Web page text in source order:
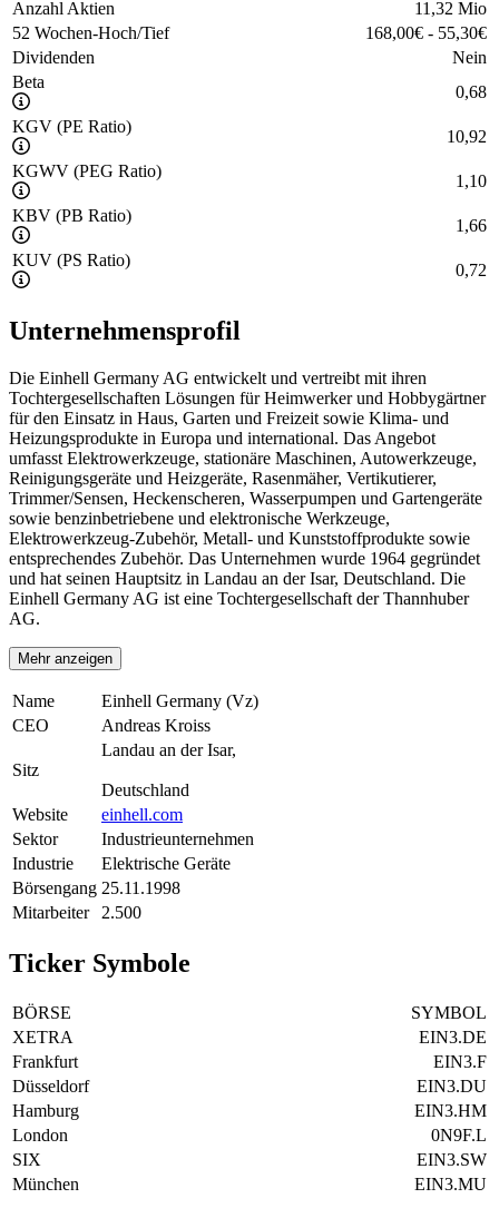
Anzahl Aktien
11,32 Mio
52 Wochen-Hoch/Tief
168,00€ - 55,30€
Dividenden
Nein
Beta
0,68
KGV (PE Ratio)
10,92
KGWV (PEG Ratio)
1,10
KBV (PB Ratio)
1,66
KUV (PS Ratio)
0,72
Unternehmensprofil
Die Einhell Germany AG entwickelt und vertreibt mit ihren
Tochtergesellschaften Lösungen für Heimwerker und Hobbygärtner
für den Einsatz in Haus, Garten und Freizeit sowie Klima- und
Heizungsprodukte in Europa und international. Das Angebot
umfasst Elektrowerkzeuge, stationäre Maschinen, Autowerkzeuge,
Reinigungsgeräte und Heizgeräte, Rasenmäher, Vertikutierer,
Trimmer/Sensen, Heckenscheren, Wasserpumpen und Gartengeräte
sowie benzinbetriebene und elektronische Werkzeuge,
Elektrowerkzeug-Zubehör, Metall- und Kunststoffprodukte sowie
entsprechendes Zubehör. Das Unternehmen wurde 1964 gegründet
und hat seinen Hauptsitz in Landau an der Isar, Deutschland. Die
Einhell Germany AG ist eine Tochtergesellschaft der Thannhuber
AG.
Mehr anzeigen
Name
Einhell Germany (Vz)
CEO
Andreas Kroiss
Sitz
Landau an der Isar,
Deutschland
Website
einhell.com
Sektor
Industrieunternehmen
Industrie
Elektrische Geräte
Börsengang 25.11.1998
Mitarbeiter
2.500
Ticker Symbole
BÖRSE
SYMBOL
XETRA
EIN3.DE
Frankfurt
EIN3.F
Düsseldorf
EIN3.DU
Hamburg
EIN3.HM
London
0N9F.L
SIX
EIN3.SW
München
EIN3.MU